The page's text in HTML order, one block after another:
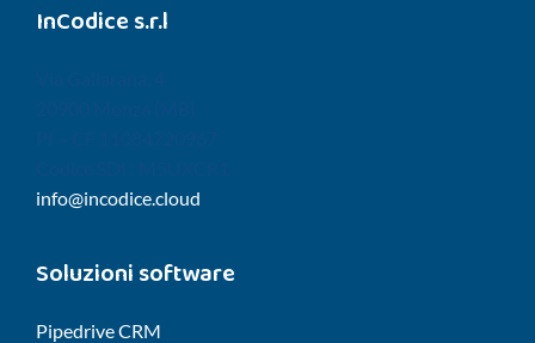
InCodice s.r.l
info@incodice.cloud
Soluzioni software
Pipedrive CRM